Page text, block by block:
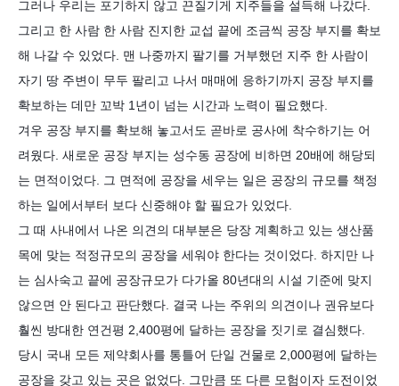
그러나 우리는 포기하지 않고 끈질기게 지주들을 설득해 나갔다.
그리고 한 사람 한 사람 진지한 교섭 끝에 조금씩 공장 부지를 확보
해 나갈 수 있었다. 맨 나중까지 팔기를 거부했던 지주 한 사람이
자기 땅 주변이 무두 팔리고 나서 매매에 응하기까지 공장 부지를
확보하는 데만 꼬박 1년이 넘는 시간과 노력이 필요했다.
겨우 공장 부지를 확보해 놓고서도 곧바로 공사에 착수하기는 어
려웠다. 새로운 공장 부지는 성수동 공장에 비하면 20배에 해당되
는 면적이었다. 그 면적에 공장을 세우는 일은 공장의 규모를 책정
하는 일에서부터 보다 신중해야 할 필요가 있었다.
그 때 사내에서 나온 의견의 대부분은 당장 계획하고 있는 생산품
목에 맞는 적정규모의 공장을 세워야 한다는 것이었다. 하지만 나
는 심사숙고 끝에 공장규모가 다가올 80년대의 시설 기준에 맞지
않으면 안 된다고 판단했다. 결국 나는 주위의 의견이나 권유보다
훨씬 방대한 연건평 2,400평에 달하는 공장을 짓기로 결심했다.
당시 국내 모든 제약회사를 통틀어 단일 건물로 2,000평에 달하는
공장을 갖고 있는 곳은 없었다. 그만큼 또 다른 모험이자 도전이었